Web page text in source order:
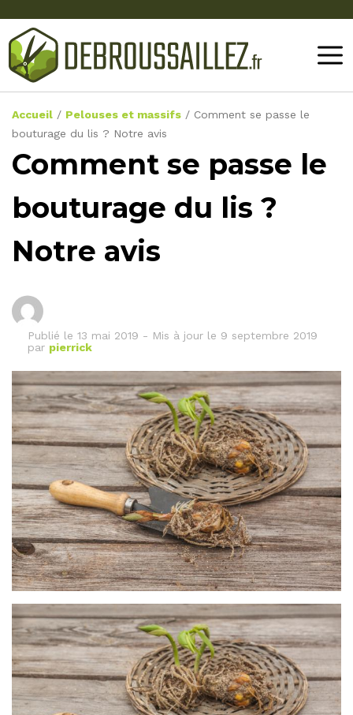
Accueil / Pelouses et massifs / Comment se passe le
bouturage du lis ? Notre avis
Comment se passe le
bouturage du lis ?
Notre avis
Publié le 13 mai 2019 - Mis à jour le 9 septembre 2019
par pierrick